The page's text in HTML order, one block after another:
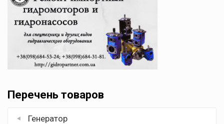
Перечень товаров
Генератор